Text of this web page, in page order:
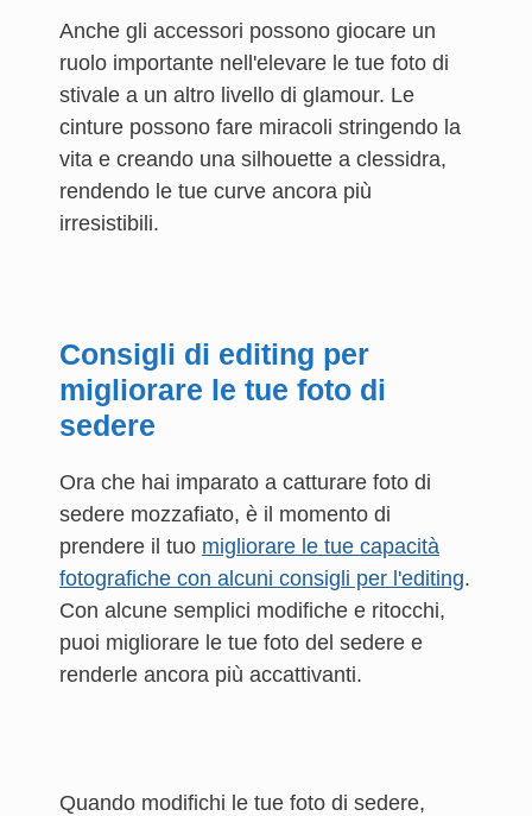
Anche gli accessori possono giocare un
ruolo importante nell'elevare le tue foto di
stivale a un altro livello di glamour. Le
cinture possono fare miracoli stringendo la
vita e creando una silhouette a clessidra,
rendendo le tue curve ancora più
irresistibili.
Consigli di editing per
migliorare le tue foto di
sedere
Ora che hai imparato a catturare foto di
sedere mozzafiato, è il momento di
prendere il tuo migliorare le tue capacità
fotografiche con alcuni consigli per l'editing.
Con alcune semplici modifiche e ritocchi,
puoi migliorare le tue foto del sedere e
renderle ancora più accattivanti.
Quando modifichi le tue foto di sedere,